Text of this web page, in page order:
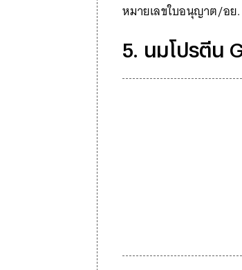
หมายเลขใบอนุญาต/อย
5. นมโปรตีน